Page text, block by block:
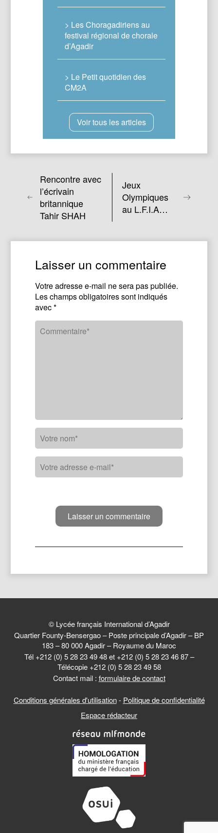
> Les Choragadiriens au
festival régional de chorale
d’Agadir
> Le Petit quotidien des
CM2A
Voir tous les articles
Rencontre avec
l’écrivain
britannique
Tahir SHAH
Jeux
Olympiques
au L.F.I.A…
Laisser un commentaire
Votre adresse e-mail ne sera pas publiée.
Les champs obligatoires sont indiqués
avec*
© Lycée français International d’Agadir
Quartier Founty-Bensergao – Poste principale d’Agadir – BP
183 – 80 000 Agadir – Royaume du Maroc
Tél +212 (0) 5 28 23 49 48 et +212 (0) 5 28 23 46 87 –
Télécopie +212 (0) 5 28 23 49 58
Contact mail : formulaire de contact
Conditions générales d'utilisation- Politique de confidentialité
Espace rédacteur